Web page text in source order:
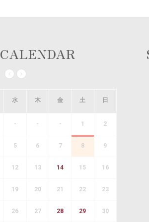
CALENDAR
水 木 金 土 日
- - - 1 2
5 6 7 8 9
12 13 14 15 16
19 20 21 22 23
26 27 28 29 30